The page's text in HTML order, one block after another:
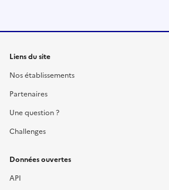
Liens du site
Nos établissements
Partenaires
Une question ?
Challenges
Données ouvertes
API